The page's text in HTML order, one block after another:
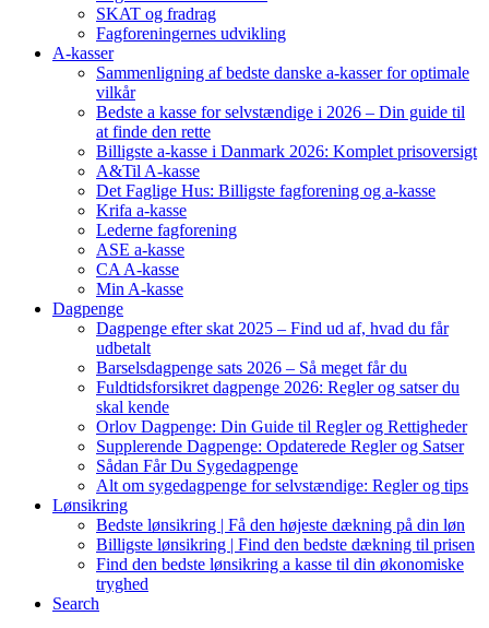
SKAT og fradrag
Fagforeningernes udvikling
A-kasser
Sammenligning af bedste danske a-kasser for optimale
vilkår
Bedste a kasse for selvstændige i 2026 – Din guide til
at finde den rette
Billigste a-kasse i Danmark 2026: Komplet prisoversigt
A&Til A-kasse
Det Faglige Hus: Billigste fagforening og a-kasse
Krifa a-kasse
Lederne fagforening
ASE a-kasse
CA A-kasse
Min A-kasse
Dagpenge
Dagpenge efter skat 2025 – Find ud af, hvad du får
udbetalt
Barselsdagpenge sats 2026 – Så meget får du
Fuldtidsforsikret dagpenge 2026: Regler og satser du
skal kende
Orlov Dagpenge: Din Guide til Regler og Rettigheder
Supplerende Dagpenge: Opdaterede Regler og Satser
Sådan Får Du Sygedagpenge
Alt om sygedagpenge for selvstændige: Regler og tips
Lønsikring
Bedste lønsikring | Få den højeste dækning på din løn
Billigste lønsikring | Find den bedste dækning til prisen
Find den bedste lønsikring a kasse til din økonomiske
tryghed
Search